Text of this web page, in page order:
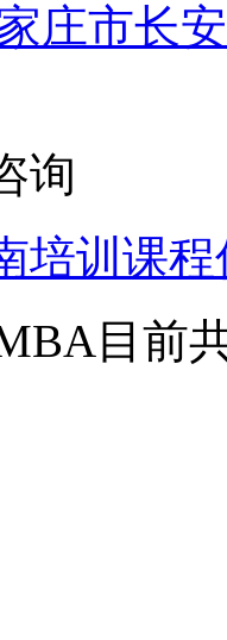
庄市长
询
培训课程
目前